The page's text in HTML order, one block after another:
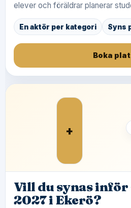
elever och föräldrar planerar
En aktör per kategori Syns
Boka
+
Vill du synas
2027 i Ekerö?